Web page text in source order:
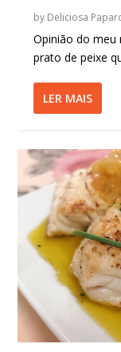
by Deliciosa
Opinião do meu
prato de peixe
LER MAIS